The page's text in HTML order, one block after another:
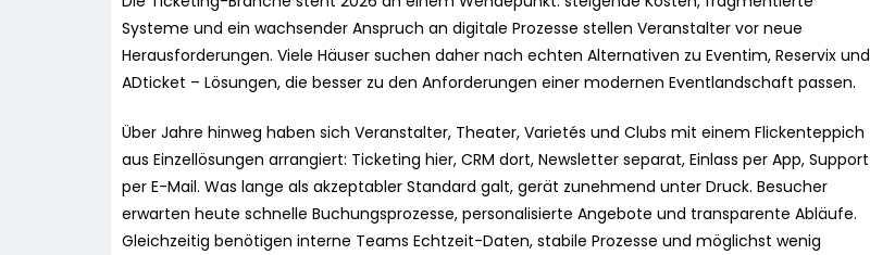
Systeme und ein wachsender Anspruch an digitale Prozesse stellen Veranstalter vor neue
Herausforderungen. Viele Häuser suchen daher nach echten Alternativen zu Eventim, Reservix und
ADticket – Lösungen, die besser zu den Anforderungen einer modernen Eventlandschaft passen.
Über Jahre hinweg haben sich Veranstalter, Theater, Varietés und Clubs mit einem Flickenteppich
aus Einzellösungen arrangiert: Ticketing hier, CRM dort, Newsletter separat, Einlass per App, Support
per E-Mail. Was lange als akzeptabler Standard galt, gerät zunehmend unter Druck. Besucher
erwarten heute schnelle Buchungsprozesse, personalisierte Angebote und transparente Abläufe.
Gleichzeitig benötigen interne Teams Echtzeit-Daten, stabile Prozesse und möglichst wenig